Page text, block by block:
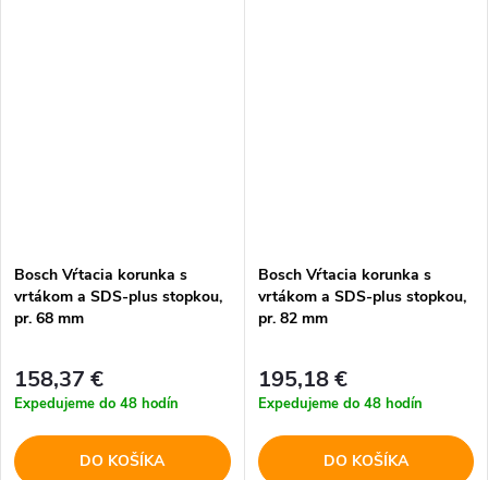
Bosch Vŕtacia korunka s
vrtákom a SDS-plus stopkou,
pr. 68 mm
158,37 €
Expedujeme do 48 hodín
DO KOŠÍKA
Bosch Vŕtacia korunka s
vrtákom a SDS-plus stopkou,
pr. 82 mm
195,18 €
Expedujeme do 48 hodín
DO KOŠÍKA